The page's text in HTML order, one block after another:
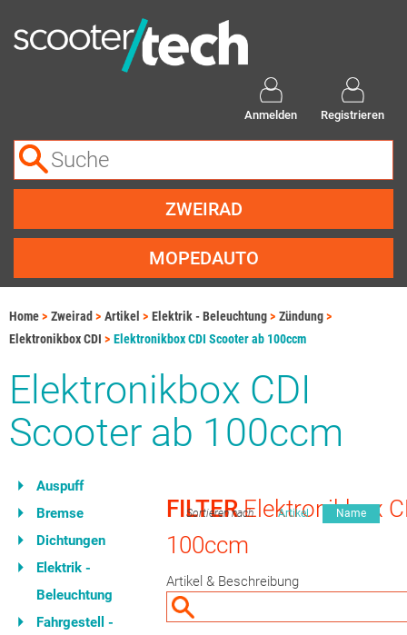
Anmelden Registrieren
ZWEIRAD
MOPEDAUTO
Home Zweirad Artikel Elektrik - Beleuchtung
Zündung
Elektronikbox CDI
Elektronikbox CDI Scooter ab 100ccm
Elektronikbox CDI
Scooter ab 100ccm
Auspuff
Bremse
Dichtungen
Elektrik -
Beleuchtung
Fahrgestell -
FILTERElektronikbox
100ccm
Sortieren nach Artikel Name
Artikel & Beschreibung